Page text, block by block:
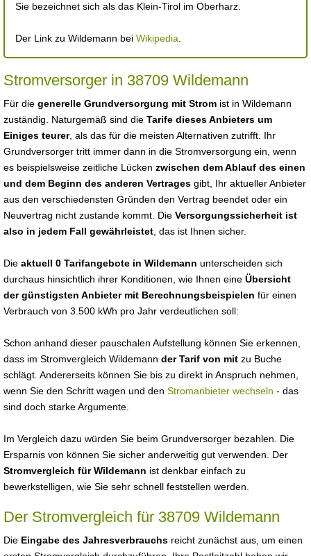
Sie bezeichnet sich als das Klein-Tirol im Oberharz.
Der Link zu Wildemann bei Wikipedia
Stromversorger in 38709 Wildemann
Für die generelle Grundversorgung mit Strom ist in Wildemann
zuständig. Naturgemäß sind die Tarife dieses Anbieters um
Einiges teurer, als das für die meisten Alternativen zutrifft. Ihr
Grundversorger tritt immer dann in die Stromversorgung ein, wenn
es beispielsweise zeitliche Lücken zwischen dem Ablauf des einen
und dem Beginn des anderen Vertrages gibt, Ihr aktueller Anbieter
aus den verschiedensten Gründen den Vertrag beendet oder ein
Neuvertrag nicht zustande kommt. Die Versorgungssicherheit ist
also in jedem Fall gewährleistet , das ist Ihnen sicher.
Die aktuell 0 Tarifangebote in Wildemann unterscheiden sich
durchaus hinsichtlich ihrer Konditionen, wie Ihnen eine Übersicht
der günstigsten Anbieter mit Berechnungsbeispielen für einen
Verbrauch von 3.500 kWh pro Jahr verdeutlichen soll:
Schon anhand dieser pauschalen Aufstellung können Sie erkennen,
dass im Stromvergleich Wildemann der Tarif von mit zu Buche
schlägt. Andererseits können Sie bis zu direkt in Anspruch nehmen,
wenn Sie den Schritt wagen und den Stromanbieter wechseln - das
sind doch starke Argumente.
Im Vergleich dazu würden Sie beim Grundversorger bezahlen. Die
Ersparnis von können Sie sicher anderweitig gut verwenden. Der
Stromvergleich für Wildemann ist denkbar einfach zu
bewerkstelligen, wie Sie sehr schnell feststellen werden.
Der Stromvergleich für 38709 Wildemann
Die Eingabe des Jahresverbrauchs reicht zunächst aus, um einen